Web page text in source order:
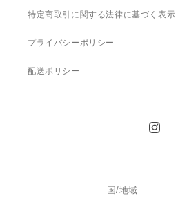
特定商取引に関する法律に基づく表示
プライバシーポリシー
配送ポリシー
Instagram
国/地域